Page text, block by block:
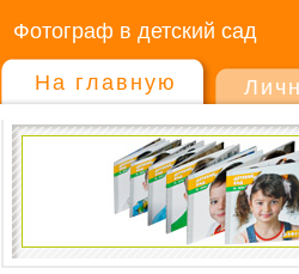
Фотограф в детский сад
На главную